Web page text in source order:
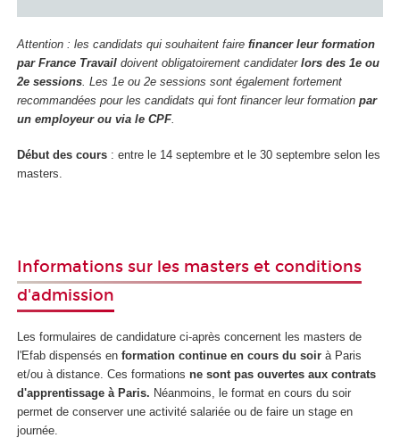
Attention : les candidats qui souhaitent faire financer leur formation
par France Travail doivent obligatoirement candidater lors des 1e ou
2e sessions . Les 1e ou 2e sessions sont également fortement
recommandées pour les candidats qui font financer leur formation par
un employeur ou via le CPF.
Début des cours : entre le 14 septembre et le 30 septembre selon les
masters.
Informations sur les masters et conditions
d'admission
Les formulaires de candidature ci-après concernent les masters de
l'Efab dispensés en formation continue en cours du soir à Paris
et/ou à distance. Ces formations ne sont pas ouvertes aux contrats
d'apprentissage à Paris. Néanmoins, le format en cours du soir
permet de conserver une activité salariée ou de faire un stage en
journée.